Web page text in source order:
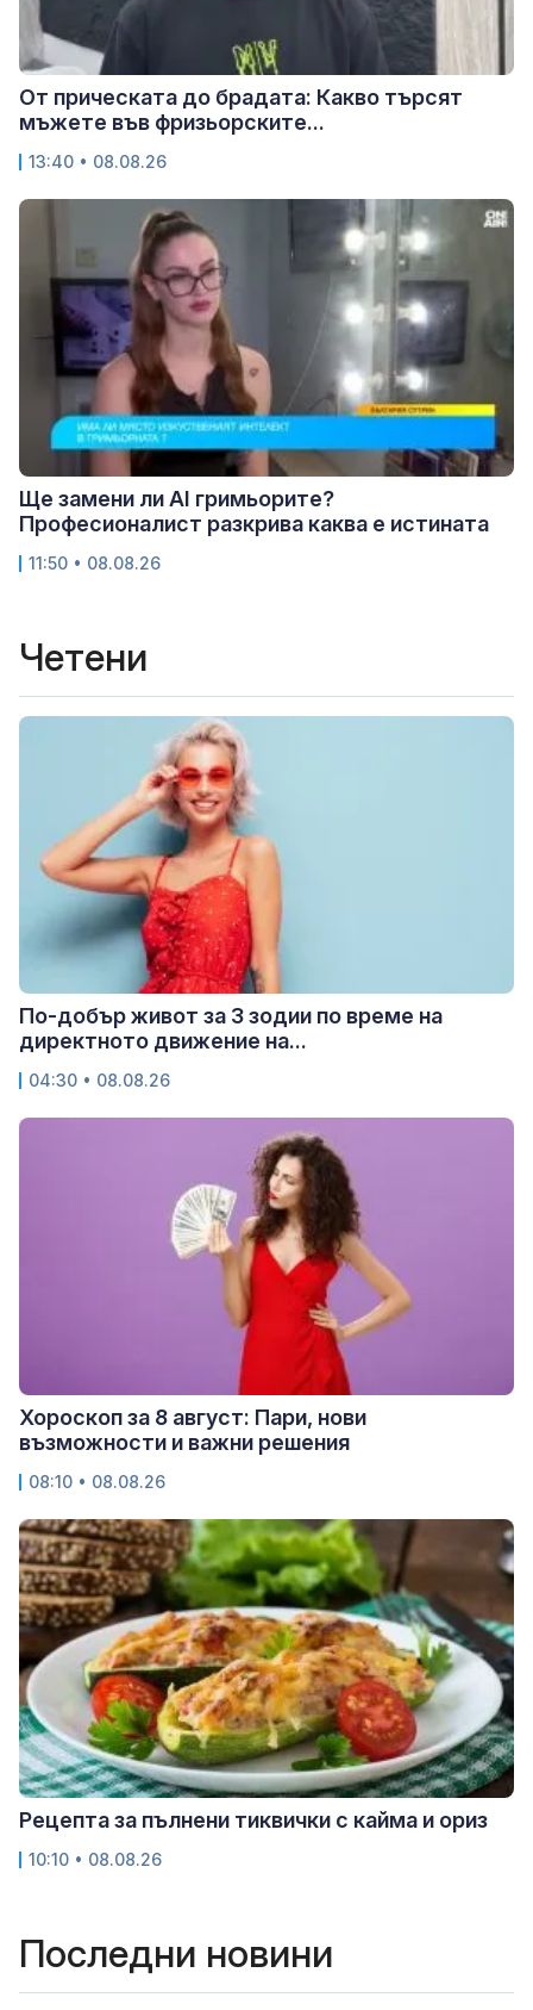
От прическата до брадата: Какво търсят
мъжете във фризьорските...
13:40 • 08.08.26
Ще замени ли AI гримьорите?
Професионалист разкрива каква е истината
11:50 • 08.08.26
Четени
По-добър живот за 3 зодии по време на
директното движение на...
04:30 • 08.08.26
Хороскоп за 8 август: Пари, нови
възможности и важни решения
08:10 • 08.08.26
Рецепта за пълнени тиквички с кайма и ориз
10:10 • 08.08.26
Последни новини